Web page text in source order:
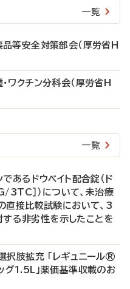
一覧
等安全対策部会（厚労省H
クチン分科会（厚労省H
一覧
あるドウベイト配合錠（ド
3TC］）について、未治療
直接比較試験において、3
る非劣性を示したことを
肢拡充 「レギュニール®
1.5L」薬価基準収載のお